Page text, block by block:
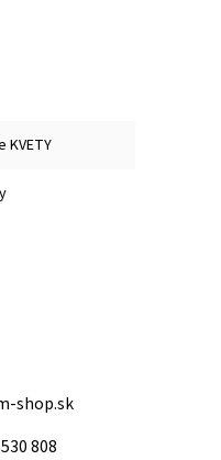
KVETY
shop.sk
808